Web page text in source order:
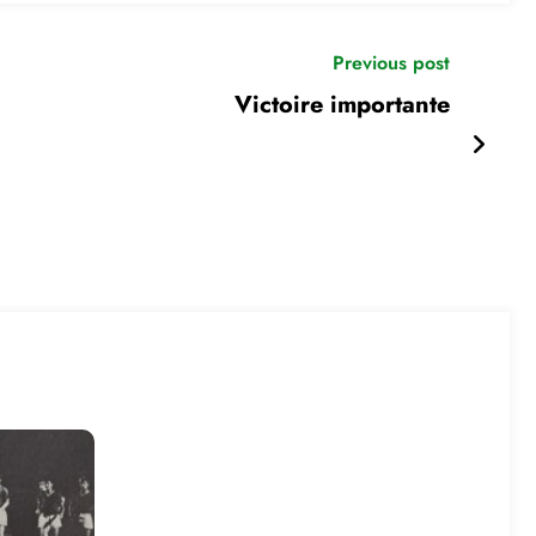
Previous post
Victoire importante